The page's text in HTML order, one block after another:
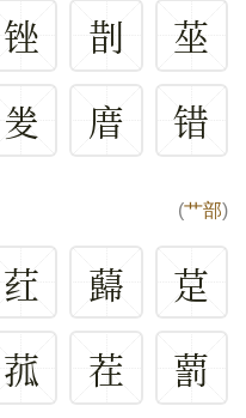
锉 剒
莝
夎 庴 错
(艹部)
荭 蘬
莡
菰 茬 藅